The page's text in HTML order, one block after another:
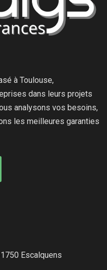
à Toulouse,
dans leurs projets
analysons vos besoins,
les meilleures garanties
Escalquens